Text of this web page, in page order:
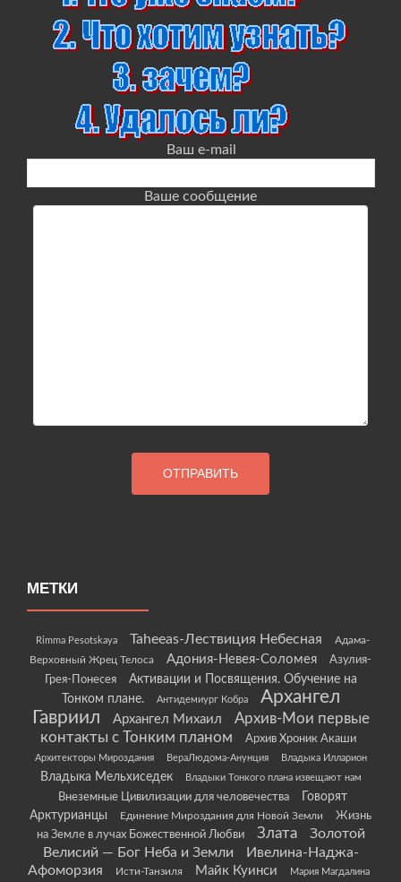
Ваш e-mail
Ваше сообщение
МЕТКИ
Rimma Pesotskaya Taheeas-Лествиция Небесная
Адама-
Верховный Жрец Телоса
Адония-Невея-Соломея
Азулия-
Грея-Понесея
Активации и Посвящения. Обучение на
Тонком плане.
Антидемиург Кобра
Архангел
Гавриил
Архангел Михаил
Архив-Мои первые
контакты с Тонким планом
Архив Хроник Акаши
Архитекторы Мироздания ВераЛюдома-Анунция Владыка Илларион
Владыка Мельхиседек Владыки Тонкого плана извещают нам
Внеземные Цивилизации для человечества
Говорят
Арктурианцы
Единение Мироздания для Новой Земли
Жизнь
на Земле в лучах Божественной Любви
Злата
Золотой
Велисий — Бог Неба и Земли
Ивелина-Наджа-
Афоморзия
Исти-Танзиля Майк Куинси Мария Магдалина